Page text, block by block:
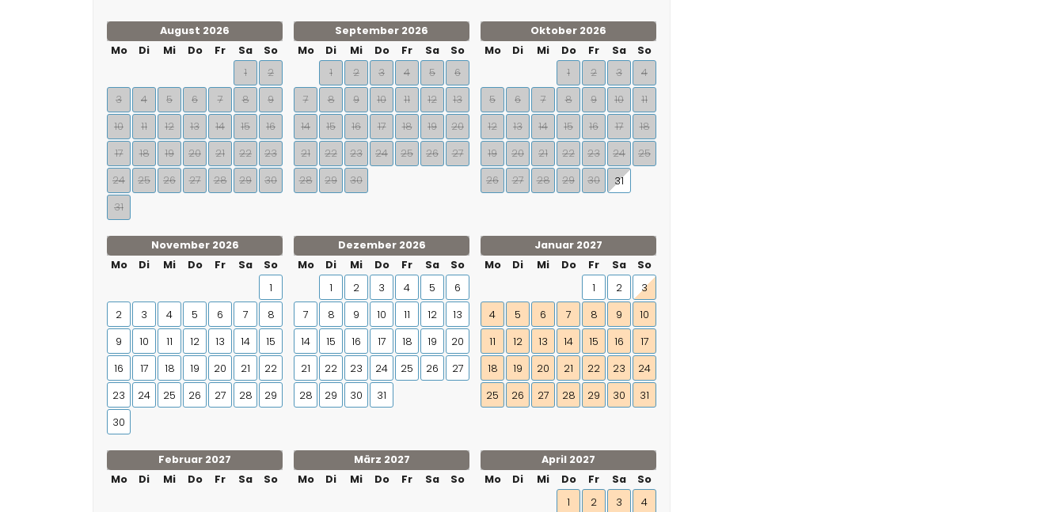
August 2026
Mo
Di Mi Do Fr Sa
So
1
2
3
4 5 6 7 8
9
10
11 12 13 14 15
16
17
18 19 20 21 22
23
24
25 26 27 28 29
30
31
September 2026
Mo
Di Mi Do Fr Sa
So
1
2 3 4 5
6
7
8 9 10 11 12
13
14
15 16 17 18 19
20
21
22 23 24 25 26
27
28
29 30
Oktober 2026
Mo
Di Mi Do Fr Sa
So
1
2 3
4
5
6 7 8 9 10
11
12
13 14 15 16 17
18
19
20 21 22 23 24
25
26
27 28 29 30 31
November 2026
Mo
Di Mi Do Fr Sa
So
1
2
3 4 5 6 7
8
9
10 11 12 13 14
15
16
17 18 19 20 21
22
23
24 25 26 27 28
29
30
Dezember 2026
Mo
Di Mi Do Fr Sa
So
1
2 3 4 5
6
7
8 9 10 11 12
13
14
15 16 17 18 19
20
21
22 23 24 25 26
27
28
29 30 31
Januar 2027
Mo
Di Mi Do Fr Sa
So
1
2
3
4
5 6 7 8 9
10
11
12 13 14 15 16
17
18
19 20 21 22 23
24
25
26 27 28 29 30 31
Februar 2027
Mo
Di Mi Do Fr Sa So
März 2027
Mo
Di Mi Do Fr Sa So
April 2027
Mo
Di Mi Do Fr Sa
So
1
2 3
4